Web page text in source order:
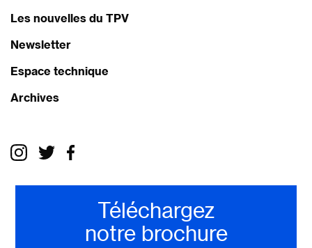
Les nouvelles du TPV
Newsletter
Espace technique
Archives
Téléchargez
notre brochure